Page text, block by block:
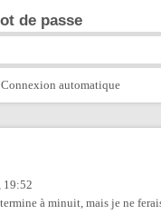
de passe
Connexion automatique
19:52
à minuit, mais je ne